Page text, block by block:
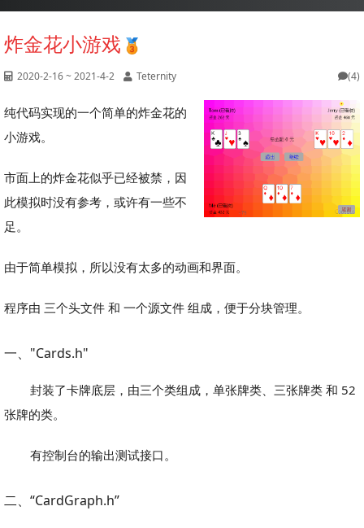
炸金花小游戏
2020-2-16 ~ 2021-4-2 Teternity (4)
纯代码实现的一个简单的炸金花的
小游戏。
市面上的炸金花似乎已经被禁，因
此模拟时没有参考，或许有一些不
足。
由于简单模拟，所以没有太多的动画和界面。
程序由 三个头文件 和 一个源文件 组成，便于分块管理。
一、"Cards.h"
封装了卡牌底层，由三个类组成，单张牌类、三张牌类 和 52
张牌的类。
有控制台的输出测试接口。
二、“CardGraph.h”